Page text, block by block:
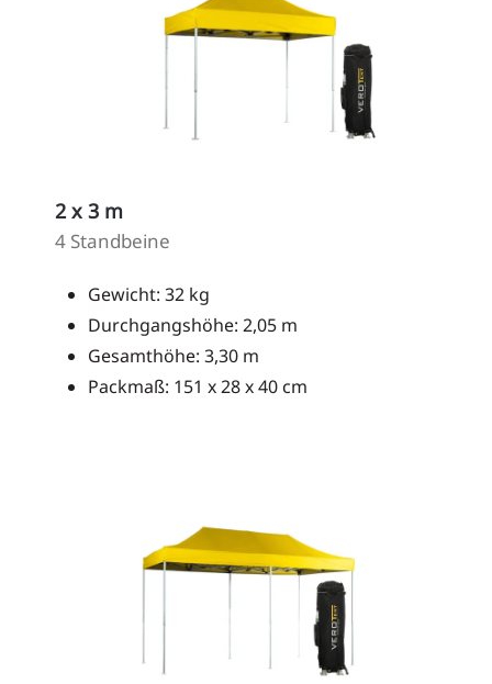
2 x 3 m
4 Standbeine
Gewicht: 32 kg
Durchgangshöhe: 2,05 m
Gesamthöhe: 3,30 m
Packmaß: 151 x 28 x 40 cm